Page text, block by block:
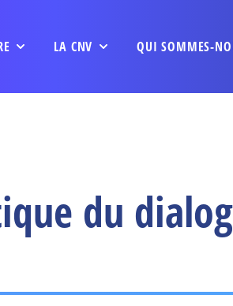
LA CNV QUI SOMMES-
du